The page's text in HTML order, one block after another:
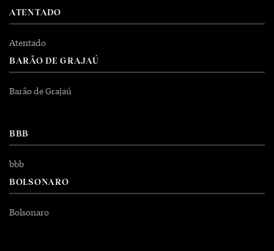
ATENTADO
Atentado
BARÃO DE GRAJAÚ
Barão de Grajaú
BBB
bbb
BOLSONARO
Bolsonaro